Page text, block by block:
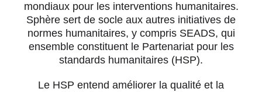
mondiaux pour les interventions humanitaires.
Sphère sert de socle aux autres initiatives de
normes humanitaires, y compris SEADS, qui
ensemble constituent le Partenariat pour les
standards humanitaires (HSP).
Le HSP entend améliorer la qualité et la